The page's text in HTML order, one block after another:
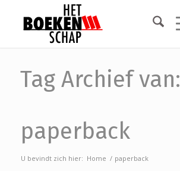
Tag Archief van:
paperback
U bevindt zich hier: Home / paperback